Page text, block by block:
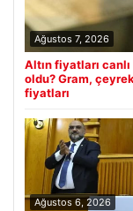
Ağustos 7, 2026
Altın fiyatları
oldu? Gram,
fiyatları
Ağustos 6, 2026